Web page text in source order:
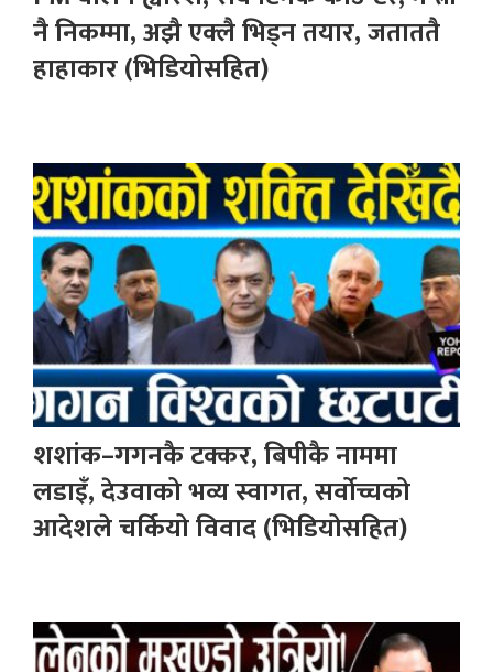
नै निकम्मा, अझै एक्लै भिड्न तयार, जताततै
हाहाकार (भिडियोसहित)
शशांक–गगनकै टक्कर, बिपीकै नाममा
लडाइँ, देउवाको भव्य स्वागत, सर्वोच्चको
आदेशले चर्कियो विवाद (भिडियोसहित)